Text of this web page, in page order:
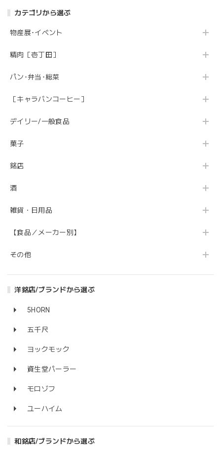
カテゴリから選ぶ
物産展･イベント
精肉［壱丁田］
パン･弁当･総菜
［キャラバンコーヒー］
デイリー/一般食品
菓子
銘店
酒
雑貨・日用品
【食品／メーカー別】
その他
洋銘店/ブランドから選ぶ
5HORN
五千尺
ヨックモック
資生堂パーラー
モロゾフ
ユーハイム
和銘店/ブランドから選ぶ